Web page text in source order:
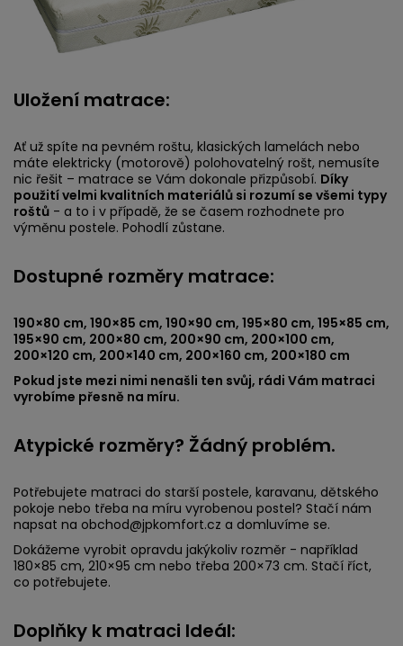
Uložení matrace:
Ať už spíte na pevném roštu, klasických lamelách nebo
máte elektricky (motorově) polohovatelný rošt, nemusíte
nic řešit – matrace se Vám dokonale přizpůsobí. Díky
použití velmi kvalitních materiálů si rozumí se všemi typy
roštů - a to i v případě, že se časem rozhodnete pro
výměnu postele. Pohodlí zůstane.
Dostupné rozměry matrace:
190×80 cm, 190×85 cm, 190×90 cm, 195×80 cm, 195×85 cm,
195×90 cm, 200×80 cm, 200×90 cm, 200×100 cm,
200×120 cm, 200×140 cm, 200×160 cm, 200×180 cm
Pokud jste mezi nimi nenašli ten svůj, rádi Vám matraci
vyrobíme přesně na míru.
Atypické rozměry? Žádný problém.
Potřebujete matraci do starší postele, karavanu, dětského
pokoje nebo třeba na míru vyrobenou postel? Stačí nám
napsat na obchod@jpkomfort.cz a domluvíme se.
Dokážeme vyrobit opravdu jakýkoliv rozměr - například
180×85 cm, 210×95 cm nebo třeba 200×73 cm. Stačí říct,
co potřebujete.
Doplňky k matraci Ideál: